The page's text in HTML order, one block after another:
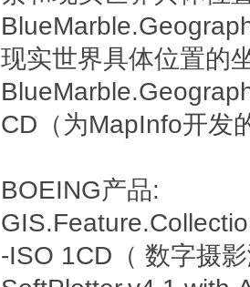
现实世界具体位置的
CD（为MapInfo开发
BOEING产品:
-ISO 1CD（ 数字摄